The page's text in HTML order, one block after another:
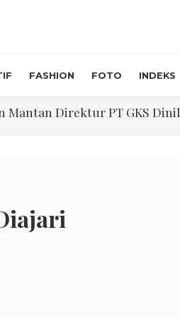
FASHION FOTO INDEKS
Direktur PT GKS Dinilai Rancu